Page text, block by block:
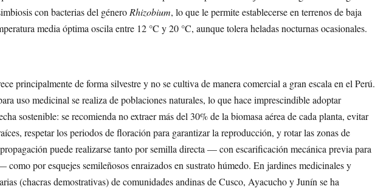
con bacterias del género Rhizobium, lo que le permite establecerse en terrenos de baja
media óptima oscila entre 12 °C y 20 °C, aunque tolera heladas nocturnas ocasionales.
principalmente de forma silvestre y no se cultiva de manera comercial a gran escala en el Perú.
uso medicinal se realiza de poblaciones naturales, lo que hace imprescindible adoptar
sostenible: se recomienda no extraer más del 30% de la biomasa aérea de cada planta, evitar
respetar los periodos de floración para garantizar la reproducción, y rotar las zonas de
puede realizarse tanto por semilla directa — con escarificación mecánica previa para
como por esquejes semileñosos enraizados en sustrato húmedo. En jardines medicinales y
(chacras demostrativas) de comunidades andinas de Cusco, Ayacucho y Junín se ha